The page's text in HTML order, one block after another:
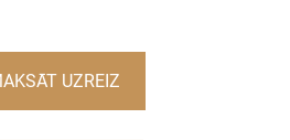
UZREIZ